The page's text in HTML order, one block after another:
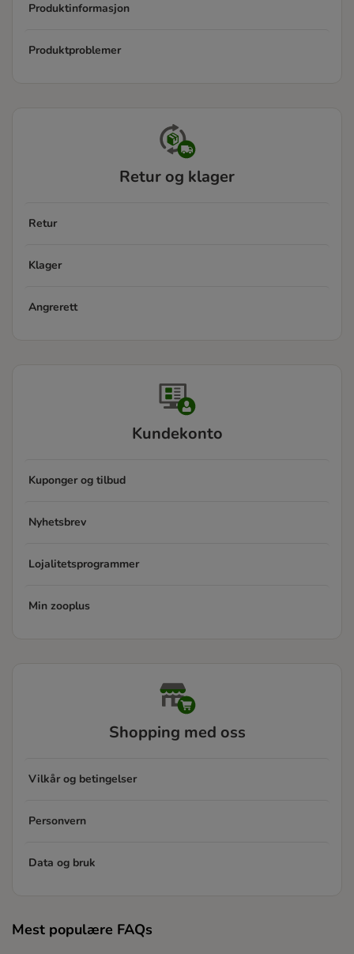
Produktinformasjon
Produktproblemer
Retur og klager
Retur
Klager
Angrerett
Kundekonto
Kuponger og tilbud
Nyhetsbrev
Lojalitetsprogrammer
Min zooplus
Shopping med oss
Vilkår og betingelser
Personvern
Data og bruk
Mest populære FAQs